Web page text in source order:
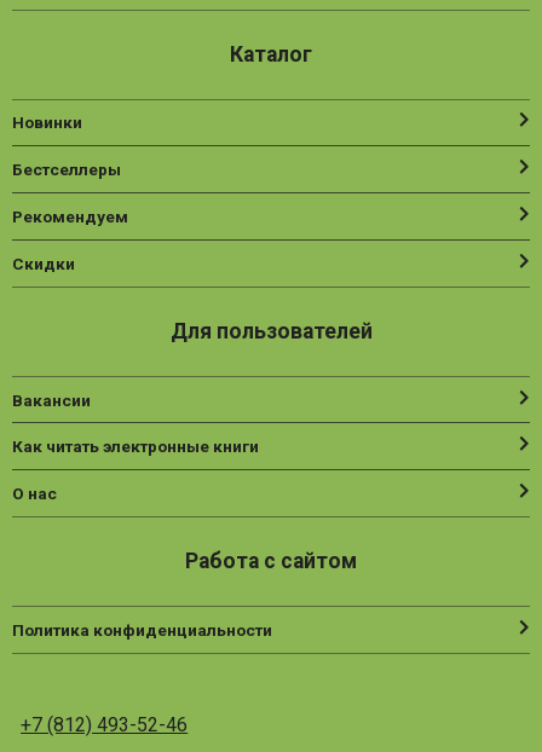
Каталог
Новинки
Бестселлеры
Рекомендуем
Скидки
Для пользователей
Вакансии
Как читать электронные книги
О нас
Работа с сайтом
Политика конфиденциальности
+7 (812) 493-52-46